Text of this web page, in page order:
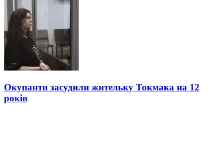
Окупанти засудили жительку Токмака на 12
років